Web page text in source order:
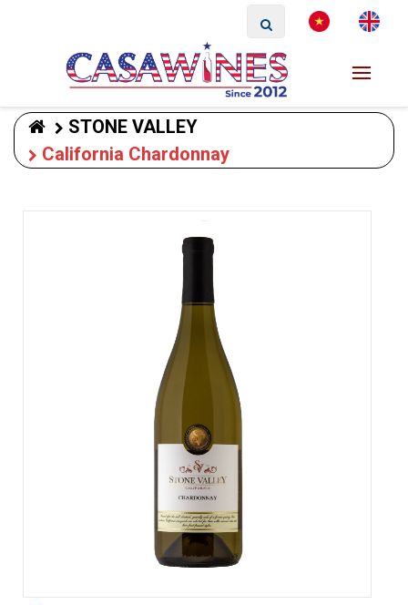
STONE VALLEY
California Chardonnay